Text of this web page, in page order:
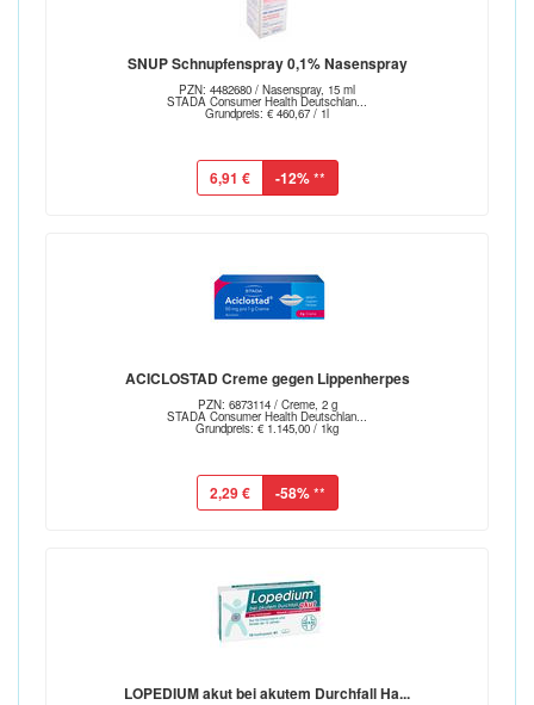
SNUP Schnupfenspray 0,1% Nasenspray
PZN: 4482680 / Nasenspray, 15 ml
STADA Consumer Health Deutschlan...
Grundpreis: € 460,67 / 1l
6,91 € -12%**
ACICLOSTAD Creme gegen Lippenherpes
PZN: 6873114 / Creme, 2 g
STADA Consumer Health Deutschlan...
Grundpreis: € 1.145,00 / 1kg
2,29 € -58%**
LOPEDIUM akut bei akutem Durchfall Ha...